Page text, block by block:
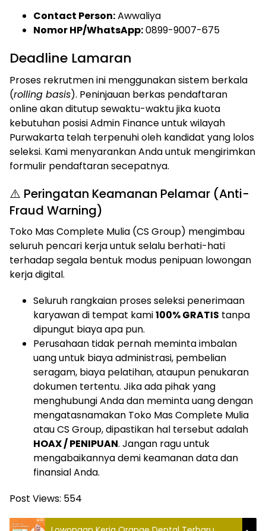
Contact Person:Awwaliya
Nomor HP/WhatsApp:0899-9007-675
Deadline Lamaran
Proses rekrutmen ini menggunakan sistem berkala
(rolling basis). Peninjauan berkas pendaftaran
online akan ditutup sewaktu-waktu jika kuota
kebutuhan posisi Admin Finance untuk wilayah
Purwakarta telah terpenuhi oleh kandidat yang lolos
seleksi. Kami menyarankan Anda untuk mengirimkan
formulir pendaftaran secepatnya.
⚠️ Peringatan Keamanan Pelamar (Anti-
Fraud Warning)
Toko Mas Complete Mulia (CS Group) mengimbau
seluruh pencari kerja untuk selalu berhati-hati
terhadap segala bentuk modus penipuan lowongan
kerja digital.
Seluruh rangkaian proses seleksi penerimaan
karyawan di tempat kami100% GRATIS tanpa
dipungut biaya apa pun.
Perusahaan tidak pernah meminta imbalan
uang untuk biaya administrasi, pembelian
seragam, biaya pelatihan, ataupun penukaran
dokumen tertentu. Jika ada pihak yang
menghubungi Anda dan meminta uang dengan
mengatasnamakan Toko Mas Complete Mulia
atau CS Group, dipastikan hal tersebut adalah
HOAX / PENIPUAN. Jangan ragu untuk
mengabaikannya demi keamanan data dan
finansial Anda.
Post Views: 554